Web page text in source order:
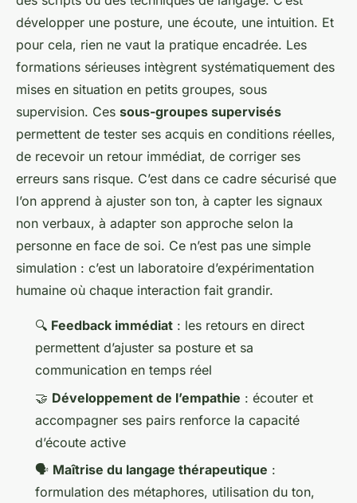
développer une posture, une écoute, une intuition. Et
pour cela, rien ne vaut la pratique encadrée. Les
formations sérieuses intègrent systématiquement des
mises en situation en petits groupes, sous
supervision. Ces sous-groupes supervisés
permettent de tester ses acquis en conditions réelles,
de recevoir un retour immédiat, de corriger ses
erreurs sans risque. C’est dans ce cadre sécurisé que
l’on apprend à ajuster son ton, à capter les signaux
non verbaux, à adapter son approche selon la
personne en face de soi. Ce n’est pas une simple
simulation : c’est un laboratoire d’expérimentation
humaine où chaque interaction fait grandir.
🔍 Feedback immédiat : les retours en direct
permettent d’ajuster sa posture et sa
communication en temps réel
🤝 Développement de l’empathie : écouter et
accompagner ses pairs renforce la capacité
d’écoute active
🗣️ Maîtrise du langage thérapeutique :
formulation des métaphores, utilisation du ton,